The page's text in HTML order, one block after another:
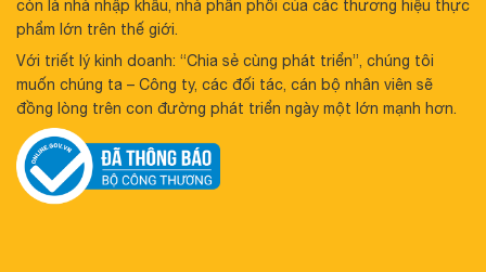
còn là nhà nhập khẩu, nhà phân phối của các thương hiệu thực
phẩm lớn trên thế giới.
Với triết lý kinh doanh: “Chia sẻ cùng phát triển”, chúng tôi
muốn chúng ta – Công ty, các đối tác, cán bộ nhân viên sẽ
đồng lòng trên con đường phát triển ngày một lớn mạnh hơn.